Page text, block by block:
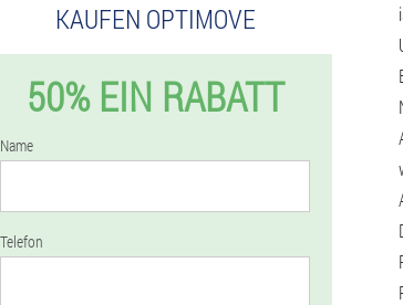
KAUFEN OPTIMOVE
50% EIN RABATT
Name
Telefon